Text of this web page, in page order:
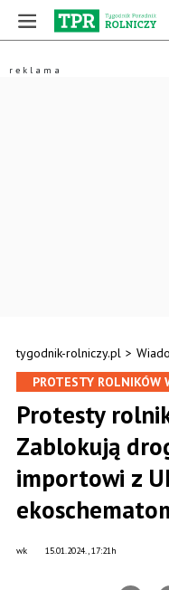
tygodnik-rolniczy.pl >
PROTESTY ROLNIKÓW
Protesty
Zablokują
importowi z
15.01.2024., 17:21h
wk